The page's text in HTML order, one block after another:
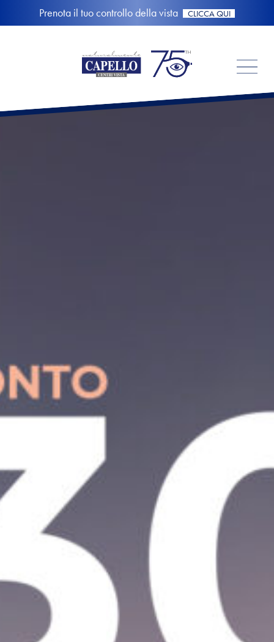
Prenota il tuo controllo della vista CLICCA QUI